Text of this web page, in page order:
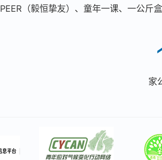
PEER（毅恒挚友）、童年一课、一公斤
家